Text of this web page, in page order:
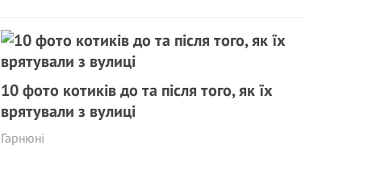
10 фото котиків до та після того, як їх
врятували з вулиці
Гарнюні